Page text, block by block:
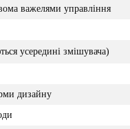
важелями управління
усередині змішувача)
дизайну